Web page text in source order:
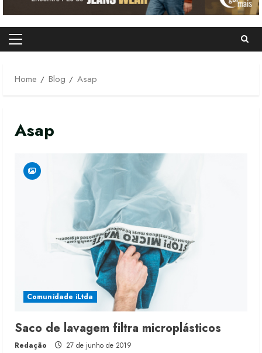
Primary
Home
Blog Asap
Asap
Comunidade iLtda
Saco de lavagem filtra microplásticos
Redação 27 de junho de 2019
Moda vende US$63,7 bilhões em
produtos licenciados
6 de agosto de 2026